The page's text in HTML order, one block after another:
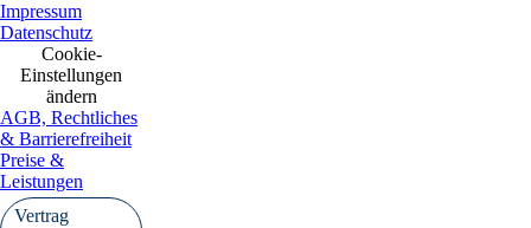
Impressum
Datenschutz
Cookie-
Einstellungen
ändern
AGB, Rechtliches
& Barrierefreiheit
Preise &
Leistungen
Vertrag